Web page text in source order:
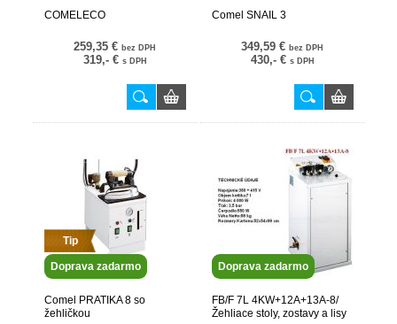
COMELECO
259,35 € bez DPH
319,- € s DPH
Comel SNAIL 3
349,59 € bez DPH
430,- € s DPH
Tip
Doprava zadarmo
Comel PRATIKA 8 so
žehličkou
Doprava zadarmo
FB/F 7L 4KW+12A+13A-8/
Žehliace stoly, zostavy a lisy